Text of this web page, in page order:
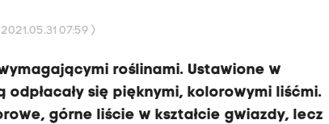
07:59 )
roślinami. Ustawione w
się pięknymi, kolorowymi liśćmi.
górne liście w kształcie gwiazdy, lecz